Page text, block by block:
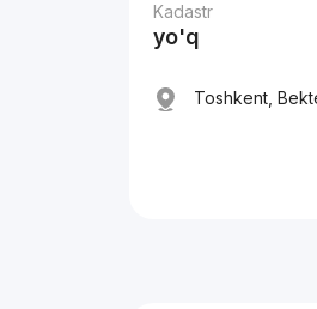
Kadastr
yo'q
Toshkent,